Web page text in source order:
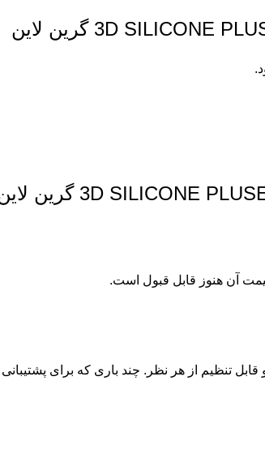
آن هنوز قابل قبول است.
تنظیم از هر نظر. چند باری که برای